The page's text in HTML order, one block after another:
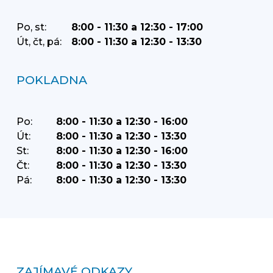
Po, st:
8:00 - 11:30 a 12:30 - 17:00
Út, čt, pá:
8:00 - 11:30 a 12:30 - 13:30
POKLADNA
Po:
8:00 - 11:30 a 12:30 - 16:00
Út:
8:00 - 11:30 a 12:30 - 13:30
St:
8:00 - 11:30 a 12:30 - 16:00
Čt:
8:00 - 11:30 a 12:30 - 13:30
Pá:
8:00 - 11:30 a 12:30 - 13:30